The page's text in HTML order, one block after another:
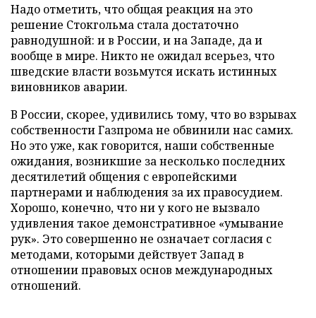
Надо отметить, что общая реакция на это
решение Стокгольма стала достаточно
равнодушной: и в России, и на Западе, да и
вообще в мире. Никто не ожидал всерьез, что
шведские власти возьмутся искать истинных
виновников аварии.
В России, скорее, удивились тому, что во взрывах
собственности Газпрома не обвинили нас самих.
Но это уже, как говорится, наши собственные
ожидания, возникшие за несколько последних
десятилетий общения с европейскими
партнерами и наблюдения за их правосудием.
Хорошо, конечно, что ни у кого не вызвало
удивления такое демонстративное «умывание
рук». Это совершенно не означает согласия с
методами, которыми действует Запад в
отношении правовых основ международных
отношений.